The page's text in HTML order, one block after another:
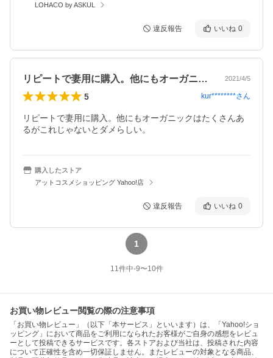
LOHACO by ASKUL
違反報告 いいね 0
リピートで妻用に購入。他にもオーガニッ… 2021/4/5
5 kur********さん
リピートで妻用に購入。他にもオーガニックはたくさんあ
るがこれじゃないとダメらしい。
購入したストア
アットコスメショッピング Yahoo!店
違反報告 いいね 0
1
11件中-9〜10件
お買い物レビュー閲覧の際の注意事項
「お買い物レビュー」（以下「本サービス」といいます）は、「Yahoo!ショ
ッピング」において商品をご利用になられたお客様がご自身の感想をレビュ
ーとして投稿できるサービスです。各ストアおよび当社は、投稿された内容
について正確性を含め一切保証しません。またレビューの対象となる商品、